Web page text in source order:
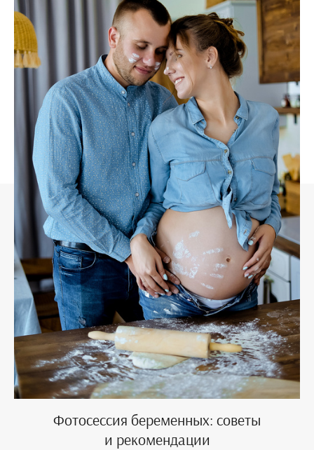
Фотосессия беременных: советы
и рекомендации